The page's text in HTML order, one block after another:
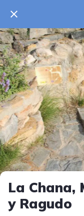
La Chana,
y Ragudo